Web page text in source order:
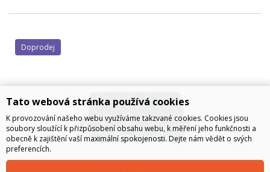
Doprodej
Tato webová stránka používá cookies
K provozování našeho webu využíváme takzvané cookies. Cookies jsou
soubory sloužící k přizpůsobení obsahu webu, k měření jeho funkčnosti a
obecně k zajištění vaší maximální spokojenosti. Dejte nám vědět o svých
preferencích.